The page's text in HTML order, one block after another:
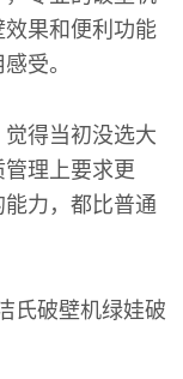
果和便利功能
受。
得当初没选大
理上要求更
力，都比普通